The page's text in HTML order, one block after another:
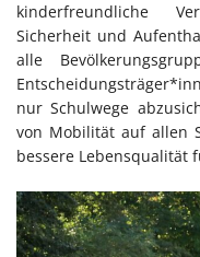
kinderfreundliche
Sicherheit und
alle
nur Schulwege
von Mobilität auf allen
bessere Lebensqualität